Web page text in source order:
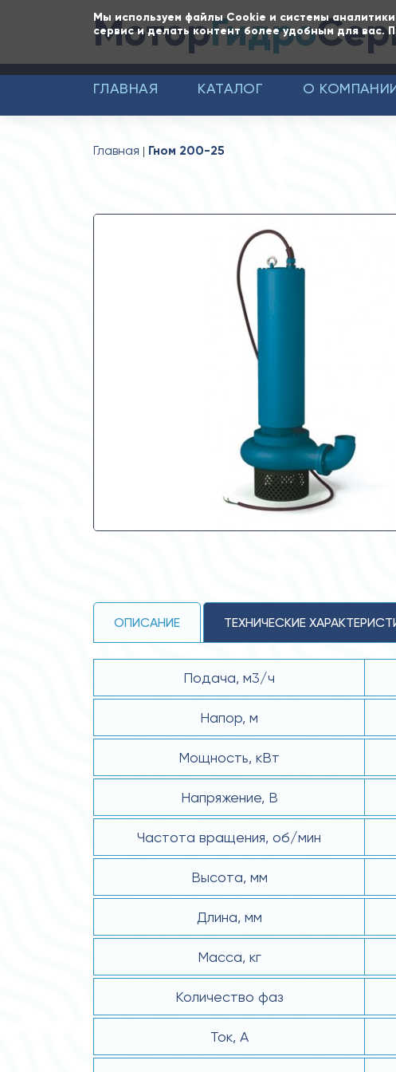
Мы используем файлы Cookie и системы
сервис и делать контент более удобным для вас.
МоторГидро
ГЛАВНАЯ КАТАЛОГ О
Главная Гном 200-25
ОПИСАНИЕ ТЕХНИЧЕСКИЕ
Подача, м3/ч
Напор, м
Мощность, кВт
Напряжение, В
Частота вращения, об/мин
Высота, мм
Длина, мм
Масса, кг
Количество фаз
Ток, А